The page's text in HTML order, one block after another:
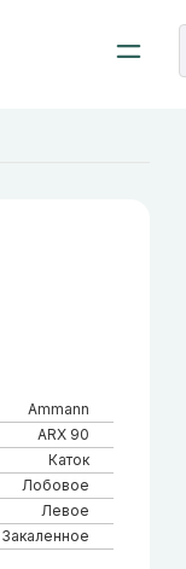
Ammann
ARX 90
Каток
Лобовое
Левое
Закаленное